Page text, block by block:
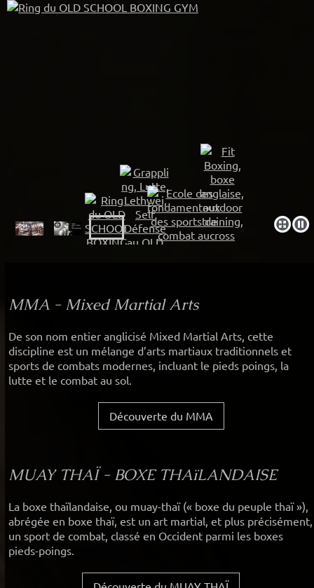
MMA - Mixed Martial Arts
De son nom entier anglicisé Mixed Martial Arts, cette
discipline est un mélange d’arts martiaux traditionnels et
sports de combats modernes, incluant le pieds poings, la
lutte et le combat au sol.
Découverte du MMA
MUAY THAÏ - BOXE THAïLANDAISE
La boxe thaïlandaise, ou muay-thaï (« boxe du peuple thaï »),
abrégée en boxe thaï, est un art martial, et plus précisément,
un sport de combat, classé en Occident parmi les boxes
pieds-poings.